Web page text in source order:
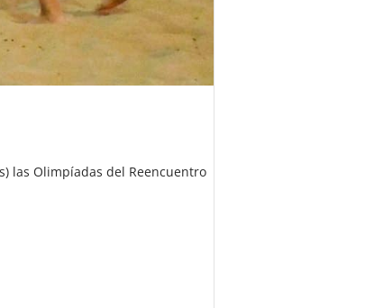
las Olimpíadas del Reencuentro